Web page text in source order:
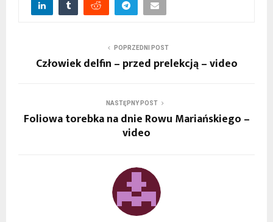
POPRZEDNI POST
Człowiek delfin – przed prelekcją – video
NASTĘPNY POST
Foliowa torebka na dnie Rowu Mariańskiego –
video